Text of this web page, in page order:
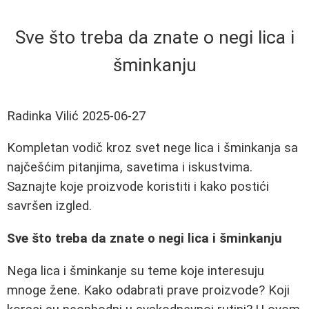
Sve što treba da znate o negi lica i
šminkanju
Radinka Vilić 2025-06-27
Kompletan vodič kroz svet nege lica i šminkanja sa
najčešćim pitanjima, savetima i iskustvima.
Saznajte koje proizvode koristiti i kako postići
savršen izgled.
Sve što treba da znate o negi lica i šminkanju
Nega lica i šminkanje su teme koje interesuju
mnoge žene. Kako odabrati prave proizvode? Koji